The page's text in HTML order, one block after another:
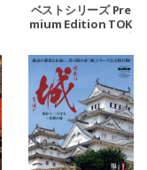
ベストシリーズ Pre
mium Edition TOK
YO BAR STORY ─愛
される理由とその物
語─